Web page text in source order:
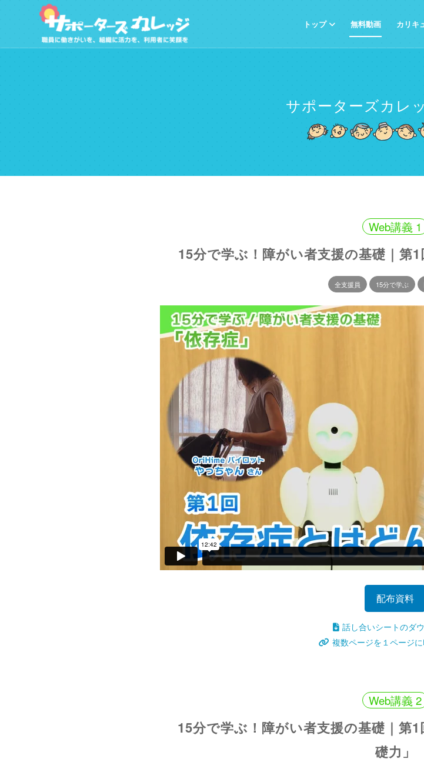
トップ 無料動画 カリキ
サポーターズカレ
Web講義 1
15分で学ぶ！障がい者支援の基礎｜第
全支援員 15分で学ぶ
配布資料
話し合いシートのダ
複数ページを１ページ
Web講義 2
15分で学ぶ！障がい者支援の基礎｜第
礎力」